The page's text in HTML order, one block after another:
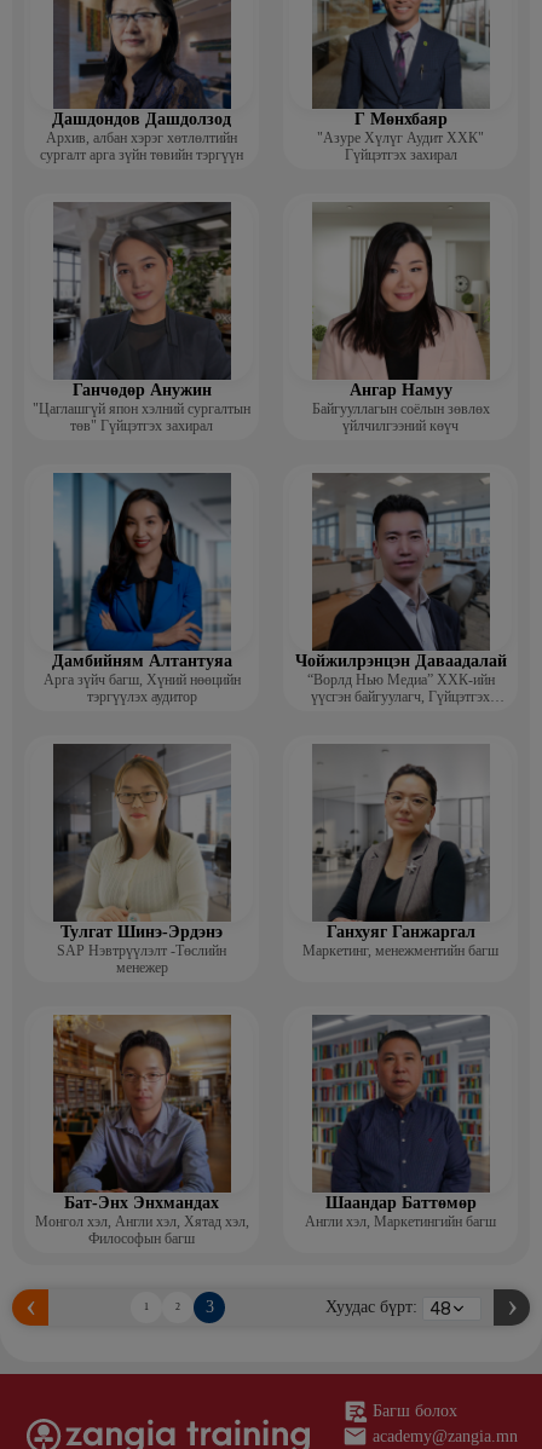
Дашдондов Дашдолзод
Архив, албан хэрэг хөтлөлтийн
сургалт арга зүйн төвийн тэргүүн
Г Мөнхбаяр
"Азуре Хүлүг Аудит ХХК"
Гүйцэтгэх захирал
Ганчөдөр Анужин
"Цаглашгүй япон хэлний сургалтын
төв" Гүйцэтгэх захирал
Ангар Намуу
Байгууллагын соёлын зөвлөх
үйлчилгээний көүч
Дамбийням Алтантуяа
Арга зүйч багш, Хүний нөөцийн
тэргүүлэх аудитор
Чойжилрэнцэн Даваадалай
“Ворлд Нью Медиа” ХХК-ийн
үүсгэн байгуулагч, Гүйцэтгэх
Тулгат Шинэ-Эрдэнэ
SAP Нэвтрүүлэлт -Төслийн
менежер
Ганхуяг Ганжаргал
Маркетинг, менежментийн багш
Бат-Энх Энхмандах
Монгол хэл, Англи хэл, Хятад хэл,
Философын багш
Шаандар Баттөмөр
Англи хэл, Маркетингийн багш
1 2 3 Хуудас бүрт:
Багш болох
academy@zangia.mn